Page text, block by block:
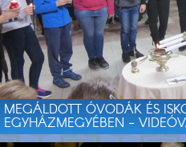
MEGÁLDOTT ÓVODÁK ÉS
EGYHÁZMEGYÉBEN -